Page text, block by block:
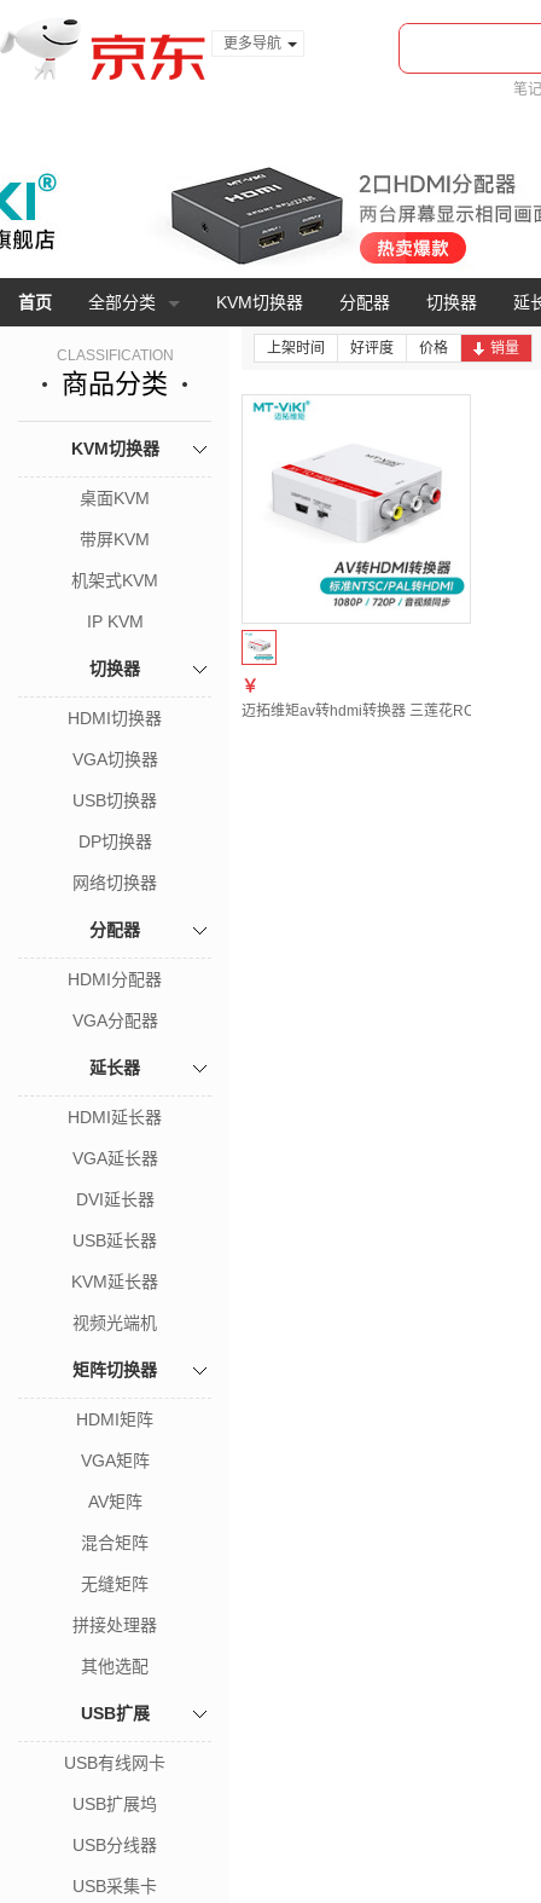
更多导航
笔
首页 全部分类 KVM切换器 分配器 切换器 延
CLASSIFICATION
商品分类
KVM切换器
桌面KVM
带屏KVM
机架式KVM
IP KVM
切换器
HDMI切换器
VGA切换器
USB切换器
DP切换器
网络切换器
分配器
HDMI分配器
VGA分配器
延长器
HDMI延长器
VGA延长器
DVI延长器
USB延长器
KVM延长器
视频光端机
矩阵切换器
HDMI矩阵
VGA矩阵
AV矩阵
混合矩阵
无缝矩阵
拼接处理器
其他选配
USB扩展
USB有线网卡
USB扩展坞
USB分线器
USB采集卡
上架时间 好评度 价格 销量
￥
迈拓维矩av转hdmi转换器 三莲花RCA转高清